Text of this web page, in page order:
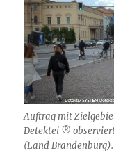
Auftrag mit
Detektei ®
(Land